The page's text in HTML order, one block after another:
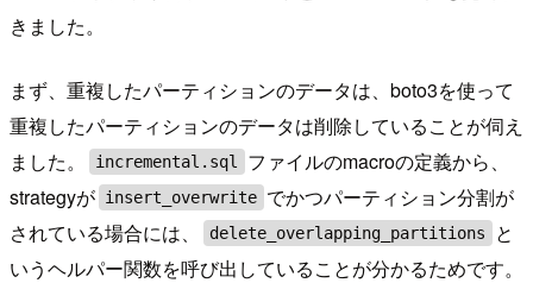
きました。
まず、重複したパーティションのデータは、boto3を使って
重複したパーティションのデータは削除していることが伺え
ました。
incremental.sql
ファイルのmacroの定義から、
strategyが insert_overwrite でかつパーティション分割が
されている場合には、
delete_overlapping_partitions
と
いうヘルパー関数を呼び出していることが分かるためです。